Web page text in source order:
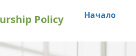
Policy
Начало